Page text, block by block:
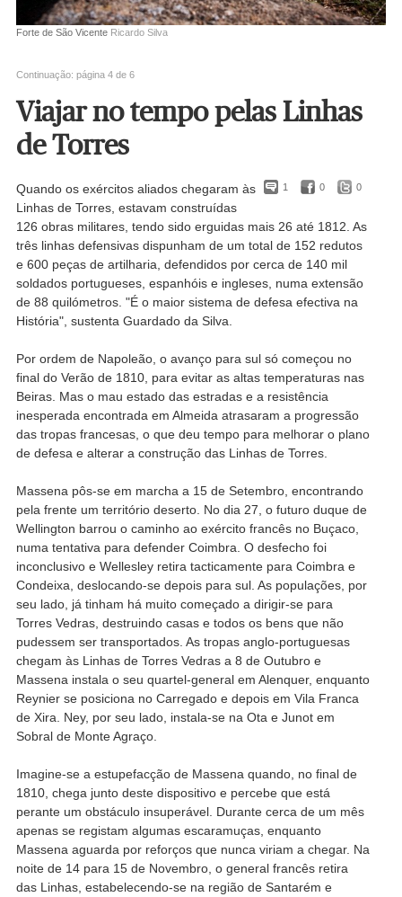
Forte de São Vicente Ricardo Silva
Continuação: página 4 de 6
Viajar no tempo pelas Linhas
de Torres
1 0 0
Quando os exércitos aliados chegaram às
Linhas de Torres, estavam construídas
126 obras militares, tendo sido erguidas mais 26 até 1812. As
três linhas defensivas dispunham de um total de 152 redutos
e 600 peças de artilharia, defendidos por cerca de 140 mil
soldados portugueses, espanhóis e ingleses, numa extensão
de 88 quilómetros. "É o maior sistema de defesa efectiva na
História", sustenta Guardado da Silva.
Por ordem de Napoleão, o avanço para sul só começou no
final do Verão de 1810, para evitar as altas temperaturas nas
Beiras. Mas o mau estado das estradas e a resistência
inesperada encontrada em Almeida atrasaram a progressão
das tropas francesas, o que deu tempo para melhorar o plano
de defesa e alterar a construção das Linhas de Torres.
Massena pôs-se em marcha a 15 de Setembro, encontrando
pela frente um território deserto. No dia 27, o futuro duque de
Wellington barrou o caminho ao exército francês no Buçaco,
numa tentativa para defender Coimbra. O desfecho foi
inconclusivo e Wellesley retira tacticamente para Coimbra e
Condeixa, deslocando-se depois para sul. As populações, por
seu lado, já tinham há muito começado a dirigir-se para
Torres Vedras, destruindo casas e todos os bens que não
pudessem ser transportados. As tropas anglo-portuguesas
chegam às Linhas de Torres Vedras a 8 de Outubro e
Massena instala o seu quartel-general em Alenquer, enquanto
Reynier se posiciona no Carregado e depois em Vila Franca
de Xira. Ney, por seu lado, instala-se na Ota e Junot em
Sobral de Monte Agraço.
Imagine-se a estupefacção de Massena quando, no final de
1810, chega junto deste dispositivo e percebe que está
perante um obstáculo insuperável. Durante cerca de um mês
apenas se registam algumas escaramuças, enquanto
Massena aguarda por reforços que nunca viriam a chegar. Na
noite de 14 para 15 de Novembro, o general francês retira
das Linhas, estabelecendo-se na região de Santarém e